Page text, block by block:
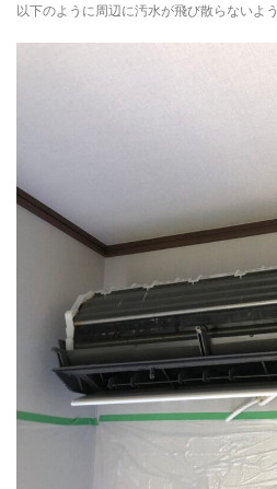
以下のように周辺に汚水が飛び散らないよ